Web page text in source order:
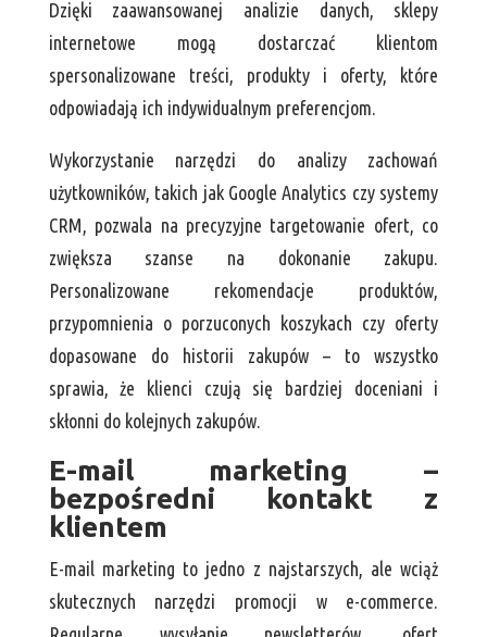
Dzięki zaawansowanej analizie danych, sklepy
internetowe mogą dostarczać klientom
spersonalizowane treści, produkty i oferty, które
odpowiadają ich indywidualnym preferencjom.
Wykorzystanie narzędzi do analizy zachowań
użytkowników, takich jak Google Analytics czy systemy
CRM, pozwala na precyzyjne targetowanie ofert, co
zwiększa szanse na dokonanie zakupu.
Personalizowane rekomendacje produktów,
przypomnienia o porzuconych koszykach czy oferty
dopasowane do historii zakupów – to wszystko
sprawia, że klienci czują się bardziej doceniani i
skłonni do kolejnych zakupów.
E-mail marketing –
bezpośredni kontakt z
klientem
E-mail marketing to jedno z najstarszych, ale wciąż
skutecznych narzędzi promocji w e-commerce.